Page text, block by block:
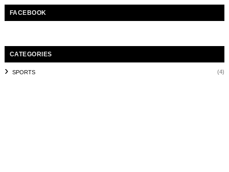
FACEBOOK
CATEGORIES
SPORTS (4)